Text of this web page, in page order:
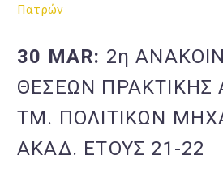
Πατρών
30 MAR: 2η
ΘΕΣΕΩΝ ΠΡΑΚΤΙΚΗΣ
ΤΜ. ΠΟΛΙΤΙΚΩΝ
ΑΚΑΔ. ΕΤΟΥΣ 21-22